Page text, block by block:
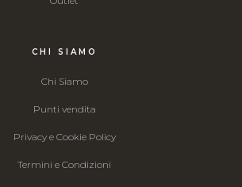
CHI SIAMO
Chi Siamo
Punti vendita
Privacy e Cookie Policy
Termini e Condizioni